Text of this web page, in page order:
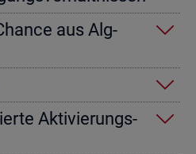
aus Alg-
Ak­ti­vie­rungs­